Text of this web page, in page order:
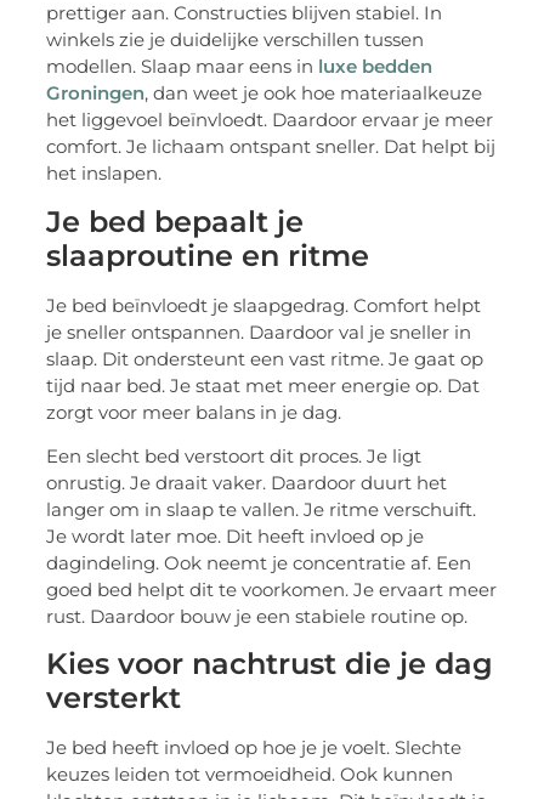
prettiger aan. Constructies blijven stabiel. In
winkels zie je duidelijke verschillen tussen
modellen. Slaap maar eens in luxe bedden
Groningen, dan weet je ook hoe materiaalkeuze
het liggevoel beïnvloedt. Daardoor ervaar je meer
comfort. Je lichaam ontspant sneller. Dat helpt bij
het inslapen.
Je bed bepaalt je
slaaproutine en ritme
Je bed beïnvloedt je slaapgedrag. Comfort helpt
je sneller ontspannen. Daardoor val je sneller in
slaap. Dit ondersteunt een vast ritme. Je gaat op
tijd naar bed. Je staat met meer energie op. Dat
zorgt voor meer balans in je dag.
Een slecht bed verstoort dit proces. Je ligt
onrustig. Je draait vaker. Daardoor duurt het
langer om in slaap te vallen. Je ritme verschuift.
Je wordt later moe. Dit heeft invloed op je
dagindeling. Ook neemt je concentratie af. Een
goed bed helpt dit te voorkomen. Je ervaart meer
rust. Daardoor bouw je een stabiele routine op.
Kies voor nachtrust die je dag
versterkt
Je bed heeft invloed op hoe je je voelt. Slechte
keuzes leiden tot vermoeidheid. Ook kunnen